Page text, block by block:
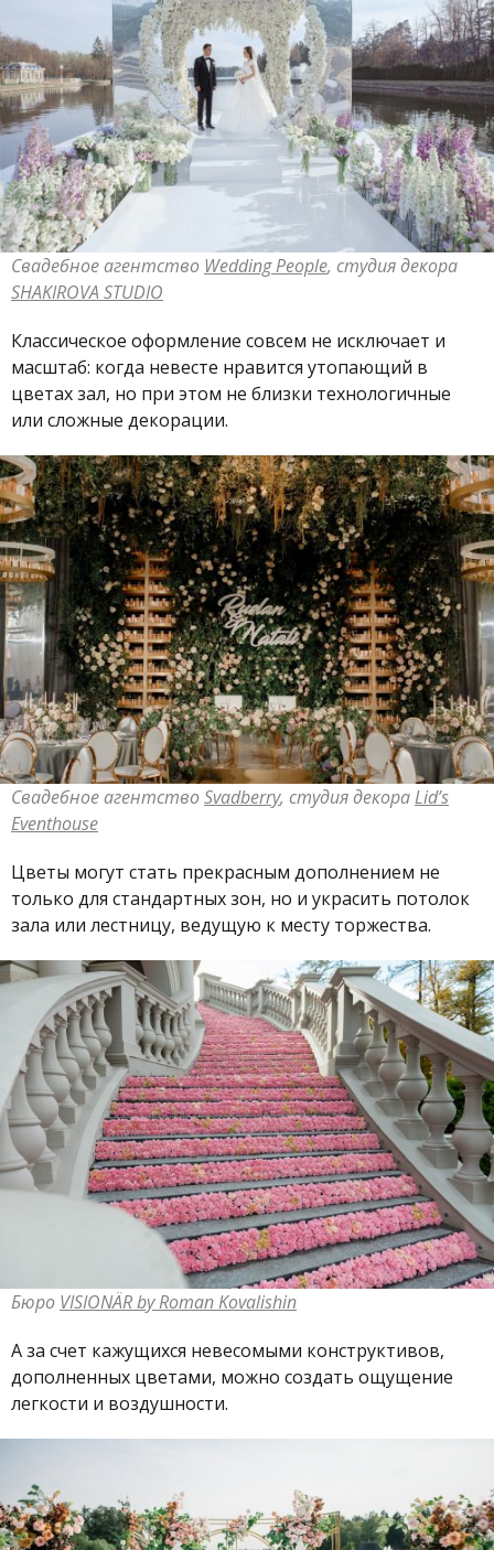
Свадебное агентство Wedding People, студия декора
SHAKIROVA STUDIO
Классическое оформление совсем не исключает и
масштаб: когда невесте нравится утопающий в
цветах зал, но при этом не близки технологичные
или сложные декорации.
Свадебное агентствоSvadberry, студия декораLid’s
Eventhouse
Цветы могут стать прекрасным дополнением не
только для стандартных зон, но и украсить потолок
зала или лестницу, ведущую к месту торжества.
Бюро VISIONÄR by Roman Kovalishin
А за счет кажущихся невесомыми конструктивов,
дополненных цветами, можно создать ощущение
легкости и воздушности.